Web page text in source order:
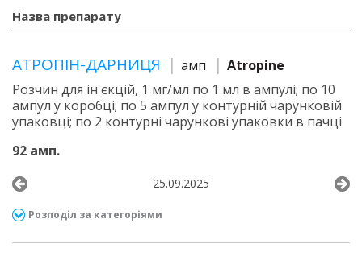
Назва препарату
АТРОПІН-ДАРНИЦЯ амп
Atropine
Розчин для ін'єкцій, 1 мг/мл по 1 мл в ампулі; по 10
ампул у коробці; по 5 ампул у контурній чарунковій
упаковці; по 2 контурні чарункові упаковки в пачці
92 амп.
25.09.2025
Розподіл за категоріями